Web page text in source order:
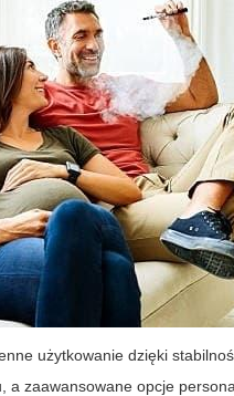
użytkowanie dzięki
a zaawansowane opcje